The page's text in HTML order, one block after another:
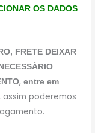
OS DADOS
FRETE DEIXAR
,entre em
assim poderemos